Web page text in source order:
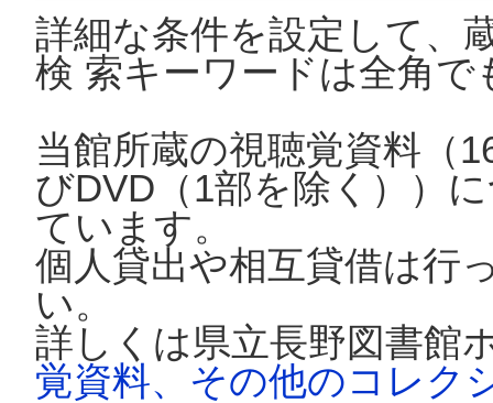
詳細な条件を設定して、
検 索キーワードは全角
当館所蔵の視聴覚資料（
びDVD（1部を除く））
ています。
個人貸出や相互貸借は行
い。
詳しくは県立長野図書館
覚資料、その他のコレク